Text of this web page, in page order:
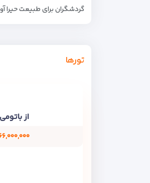
گردشگران برای طبیعت حیرا
تورها
از